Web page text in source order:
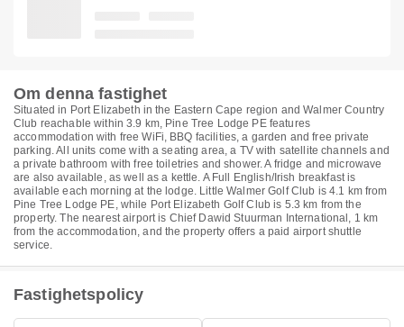
Om denna fastighet
Situated in Port Elizabeth in the Eastern Cape region and Walmer Country
Club reachable within 3.9 km, Pine Tree Lodge PE features
accommodation with free WiFi, BBQ facilities, a garden and free private
parking. All units come with a seating area, a TV with satellite channels and
a private bathroom with free toiletries and shower. A fridge and microwave
are also available, as well as a kettle. A Full English/Irish breakfast is
available each morning at the lodge. Little Walmer Golf Club is 4.1 km from
Pine Tree Lodge PE, while Port Elizabeth Golf Club is 5.3 km from the
property. The nearest airport is Chief Dawid Stuurman International, 1 km
from the accommodation, and the property offers a paid airport shuttle
service.
Fastighetspolicy